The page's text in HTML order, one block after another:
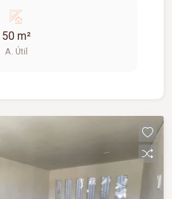
forro em gesso, copa,
e acesso por senha,
e funcionalidade para o
com
de acesso facial, água
zelador e limpeza das
(Depósito de Material
ronda, alarme, câmeras
50 m²
A. Útil